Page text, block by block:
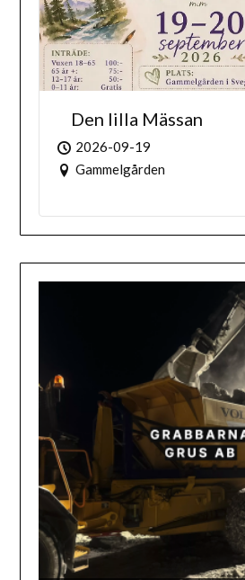
Den lilla Mässan
2026-09-19
Gammelgården